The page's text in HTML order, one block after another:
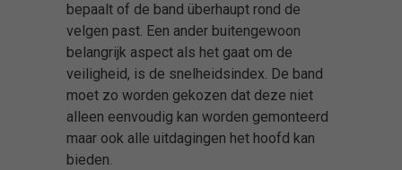
bepaalt of de band überhaupt rond de
velgen past. Een ander buitengewoon
belangrijk aspect als het gaat om de
veiligheid, is de snelheidsindex. De band
moet zo worden gekozen dat deze niet
alleen eenvoudig kan worden gemonteerd
maar ook alle uitdagingen het hoofd kan
bieden.